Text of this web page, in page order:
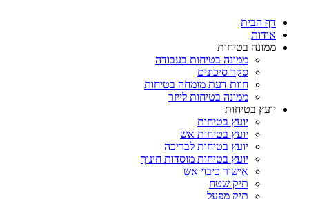
דף הבית
אודות
ממונה בטיחות
ממונה בטיחות בעבודה
סקר סיכונים
חוות דעת מומחה בטיחות
ממונה בטיחות לייזר
יועץ בטיחות
יועץ בטיחות
יועץ בטיחות אש
יועץ בטיחות לבריכה
יועץ בטיחות מוסדות חינוך
אישור כיבוי אש
תיק שטח
תיק מפעל